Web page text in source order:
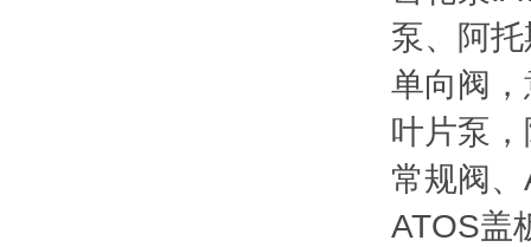
泵、阿
单向阀
叶片泵
常规阀
ATOS盖